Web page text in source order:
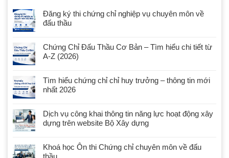
Đăng ký thi chứng chỉ nghiệp vụ chuyên môn về
đấu thầu
Chứng Chỉ Đấu Thầu Cơ Bản – Tìm hiểu chi tiết từ
A-Z (2026)
Tìm hiểu chứng chỉ chỉ huy trưởng – thông tin mới
nhất 2026
Dịch vụ công khai thông tin năng lực hoạt động xây
dựng trên website Bộ Xây dựng
Khoá học Ôn thi Chứng chỉ chuyên môn về đấu